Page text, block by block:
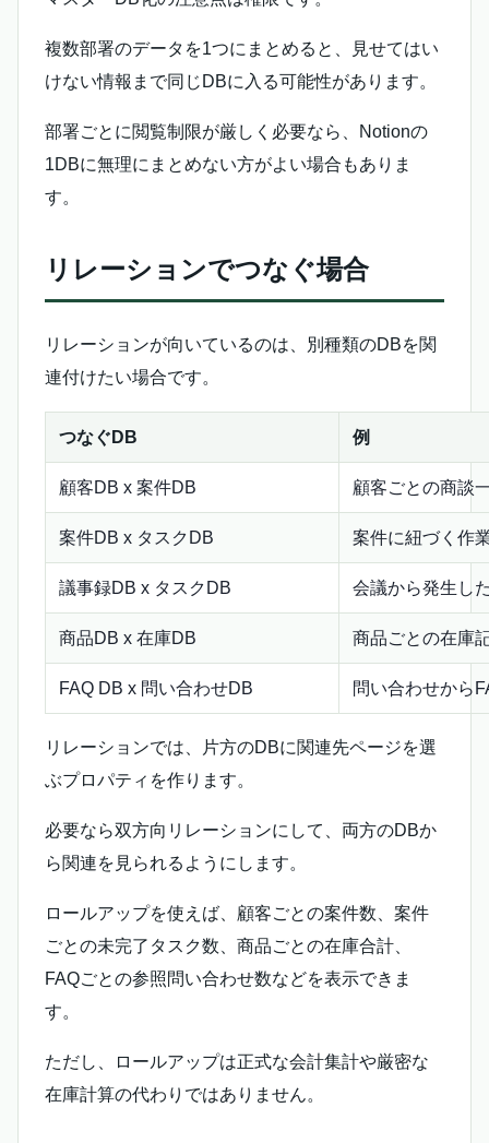
複数部署のデータを1つにまとめると、見せてはい
けない情報まで同じDBに入る可能性があります。
部署ごとに閲覧制限が厳しく必要なら、Notionの
1DBに無理にまとめない方がよい場合もありま
す。
リレーションでつなぐ場合
リレーションが向いているのは、別種類のDBを関
連付けたい場合です。
つなぐDB 例
顧客DB x 案件DB 顧客ごとの商談
案件DB x タスクDB 案件に紐づく作
議事録DB x タスクDB 会議から発生し
商品DB x 在庫DB 商品ごとの在庫
FAQ DB x 問い合わせDB 問い合わせから
リレーションでは、片方のDBに関連先ページを選
ぶプロパティを作ります。
必要なら双方向リレーションにして、両方のDBか
ら関連を見られるようにします。
ロールアップを使えば、顧客ごとの案件数、案件
ごとの未完了タスク数、商品ごとの在庫合計、
FAQごとの参照問い合わせ数などを表示できま
す。
ただし、ロールアップは正式な会計集計や厳密な
在庫計算の代わりではありません。